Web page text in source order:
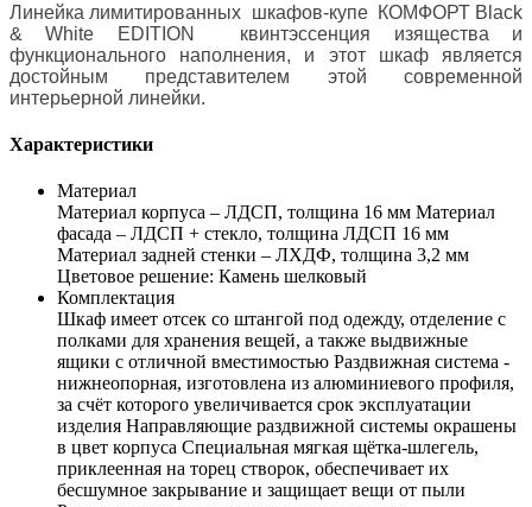
Линейка лимитированных шкафов-купе КОМФОРТ Black
& White EDITION квинтэссенция изящества и
функционального наполнения, и этот шкаф является
достойным представителем этой современной
интерьерной линейки.
Характеристики
Материал
Материал корпуса – ЛДСП, толщина 16 мм Материал
фасада – ЛДСП + стекло, толщина ЛДСП 16 мм
Материал задней стенки – ЛХДФ, толщина 3,2 мм
Цветовое решение: Камень шелковый
Комплектация
Шкаф имеет отсек со штангой под одежду, отделение с
полками для хранения вещей, а также выдвижные
ящики с отличной вместимостью Раздвижная система -
нижнеопорная, изготовлена из алюминиевого профиля,
за счёт которого увеличивается срок эксплуатации
изделия Направляющие раздвижной системы окрашены
в цвет корпуса Специальная мягкая щётка-шлегель,
приклеенная на торец створок, обеспечивает их
бесшумное закрывание и защищает вещи от пыли